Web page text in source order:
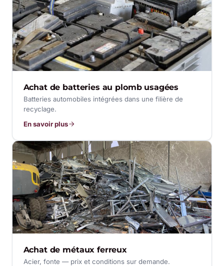
Achat de batteries au plomb usagées
Batteries automobiles intégrées dans une filière de
recyclage.
En savoir plus
Achat de métaux ferreux
Acier, fonte — prix et conditions sur demande.